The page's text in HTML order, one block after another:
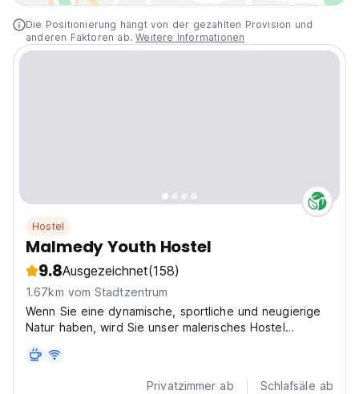
Die Positionierung hängt von der gezahlten Provision und
anderen Faktoren ab.Weitere Informationen
Hostel
Malmedy Youth Hostel
9.8Ausgezeichnet(158)
1.67km vom Stadtzentrum
Wenn Sie eine dynamische, sportliche und neugierige
Natur haben, wird Sie unser malerisches Hostel
Privatzimmer ab Schlafsäle ab